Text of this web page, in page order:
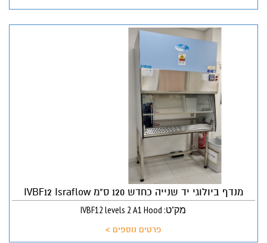
מנדף ביולוגי יד שנייה כחדש 120 ס"מ IVBF12 Israflow
מק"ט: IVBF12 levels 2 A1 Hood
פרטים נוספים >